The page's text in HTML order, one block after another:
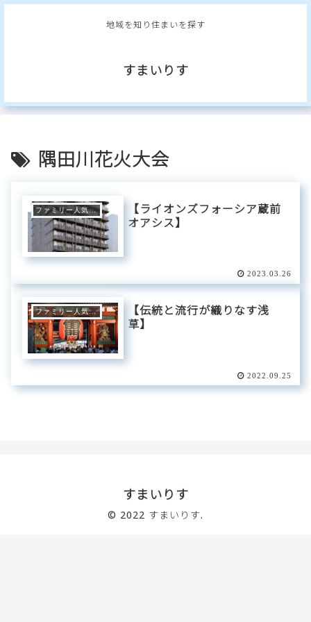
地域を知り住まいを探す
すまいりす
隅田川花火大会
ファミリー人気エリア
【ライオンズフォーシア蔵前
オアシス】
2023.03.26
ファミリー人気エリア
【伝統と流行が織りなす浅
草】
2022.09.25
すまいりす
© 2022 すまいりす.